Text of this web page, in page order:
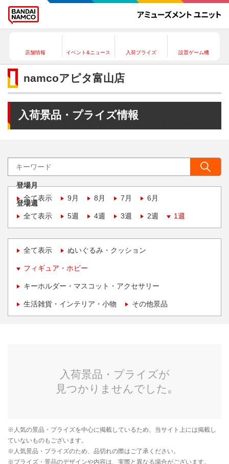
店舗情報 イベント&ニュース 入荷プライズ 設置ゲーム機
namcoアピタ富山店
入荷景品・プライズ情報
登場月
全て表示
9月 8月 7月 6月
登場週
全て表示
5週 4週 3週 2週 1週
全て表示 ぬいぐるみ・クッション
フィギュア・ホビー
キーホルダー・マスコット・アクセサリー
生活雑貨・インテリア・小物 その他景品